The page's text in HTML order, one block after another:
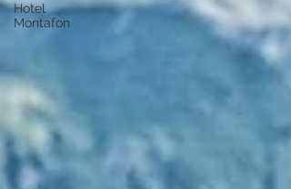
Hotel
Montafon